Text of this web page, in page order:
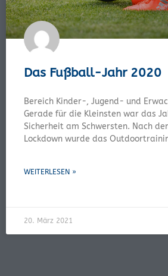
Das Fußball-Jahr 2020
Bereich Kinder-, Jugend- und
Gerade für die Kleinsten war das
Sicherheit am Schwersten. Nach
Lockdown wurde das
WEITERLESEN »
20. März 2021